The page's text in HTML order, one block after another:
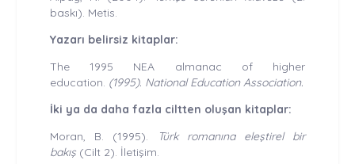
baskı). Metis.
Yazarı belirsiz kitaplar:
The 1995 NEA almanac of higher
education. (1995). National Education Association.
İki ya da daha fazla ciltten oluşan kitaplar:
Moran, B. (1995).
Türk romanına eleştirel bir
bakış (Cilt 2). İletişim.